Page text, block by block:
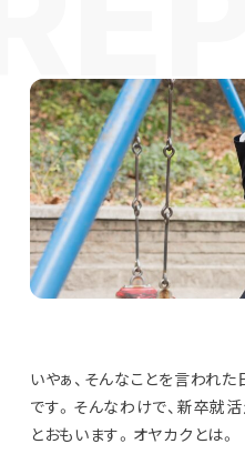
いやぁ、そんなことを言われ
です。そんなわけで、新卒就
とおもいます。オヤカクとは。